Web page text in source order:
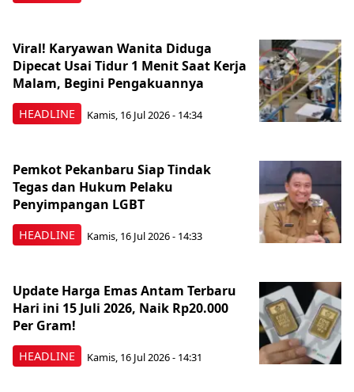
HEADLINE
Viral! Karyawan Wanita Diduga
Dipecat Usai Tidur 1 Menit Saat Kerja
Malam, Begini Pengakuannya
Kamis, 16 Jul 2026 - 14:34
HEADLINE
Pemkot Pekanbaru Siap Tindak
Tegas dan Hukum Pelaku
Penyimpangan LGBT
Kamis, 16 Jul 2026 - 14:33
HEADLINE
Update Harga Emas Antam Terbaru
Hari ini 15 Juli 2026, Naik Rp20.000
Per Gram!
Kamis, 16 Jul 2026 - 14:31